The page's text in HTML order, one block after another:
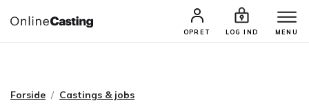
OPRET LOG IND MENU
CASTINGS & JOBS SØG PROFIL
Forside Castings & jobs